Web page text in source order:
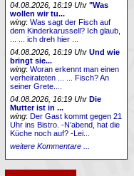
04.08.2026, 16:19 Uhr "Was
wollen wir tu...
wing:Was sagt der Fisch auf
dem Kinderkarussell? Ich glaub,
... ... ich dreh hier ...
04.08.2026, 16:19 Uhr Und wie
bringt sie...
wing:Woran erkennt man einen
verheirateten ... ... Fisch? An
seiner Grete....
04.08.2026, 16:19 Uhr Die
Mutter ist in ...
wing:Der Gast kommt gegen 21
Uhr ins Bistro. -N’abend, hat die
Küche noch auf? -Lei...
weitere Kommentare ...